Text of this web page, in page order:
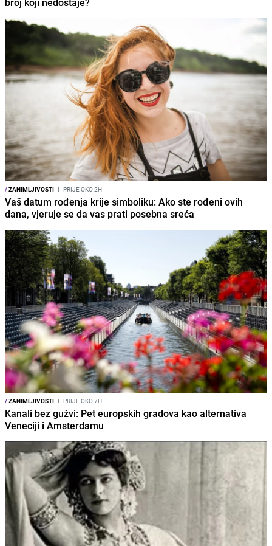
/ZANIMLJIVOSTI I PRIJE OKO 2H
Vaš datum rođenja krije simboliku: Ako ste rođeni ovih
dana, vjeruje se da vas prati posebna sreća
/ZANIMLJIVOSTI I PRIJE OKO 7H
Kanali bez gužvi: Pet europskih gradova kao alternativa
Veneciji i Amsterdamu